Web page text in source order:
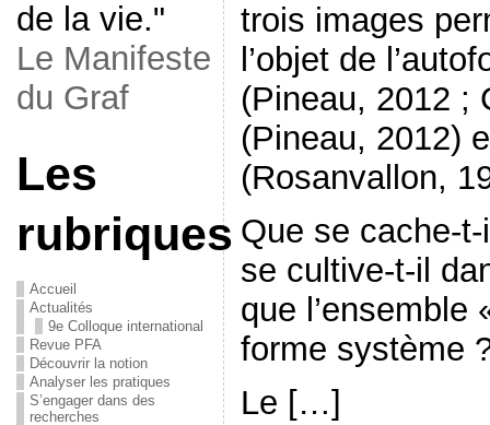
de la vie."
Le Manifeste
du Graf
Les
rubriques
Accueil
Actualités
9e Colloque international
Revue PFA
Découvrir la notion
Analyser les pratiques
S’engager dans des
recherches
trois images
l’objet de
(Pineau, 2012 ;
(Pineau, 2012)
(Rosanvallon,
Que se cache-
se cultive-t-il
que l’ensemble
forme système
Le […]